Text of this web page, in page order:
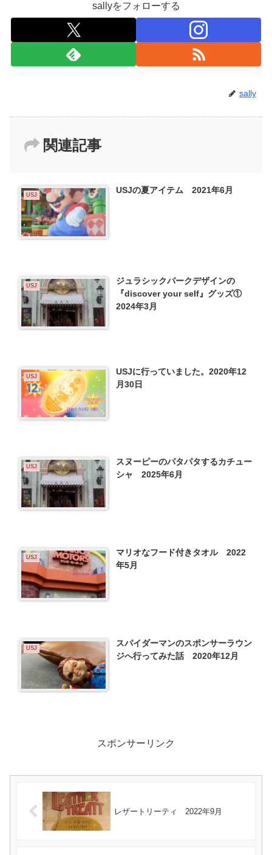
sallyをフォローする
sally
関連記事
USJ USJの夏アイテム 2021年6月
USJ
ジュラシックパークデザインの
『discover your self』グッズ①
2024年3月
USJ
USJに行っていました。2020年12
月30日
USJ
スヌーピーのパタパタするカチュー
シャ 2025年6月
USJ
マリオなフード付きタオル 2022
年5月
USJ
スパイダーマンのスポンサーラウン
ジへ行ってみた話 2020年12月
スポンサーリンク
レザートリーティ 2022年9月